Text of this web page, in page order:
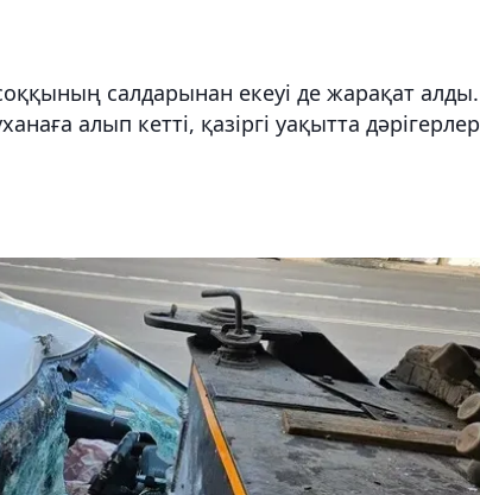
салдарынан екеуі де жарақат алды.
алып кетті, қазіргі уақытта дәрігерлер